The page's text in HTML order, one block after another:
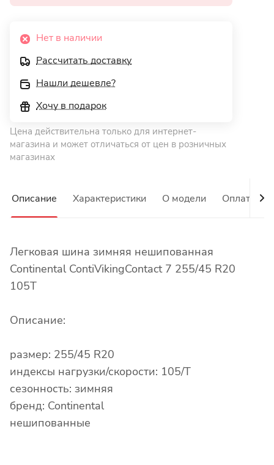
Нет в наличии
Рассчитать доставку
Нашли дешевле?
Хочу в подарок
Цена действительна только для интернет-
магазина и может отличаться от цен в розничных
магазинах
Описание Характеристики О модели Оплата
Легковая шина зимняя нешипованная
Continental ContiVikingContact 7 255/45 R20
105T
Описание:
размер: 255/45 R20
индексы нагрузки/скорости: 105/T
сезонность: зимняя
бренд: Continental
нешипованные